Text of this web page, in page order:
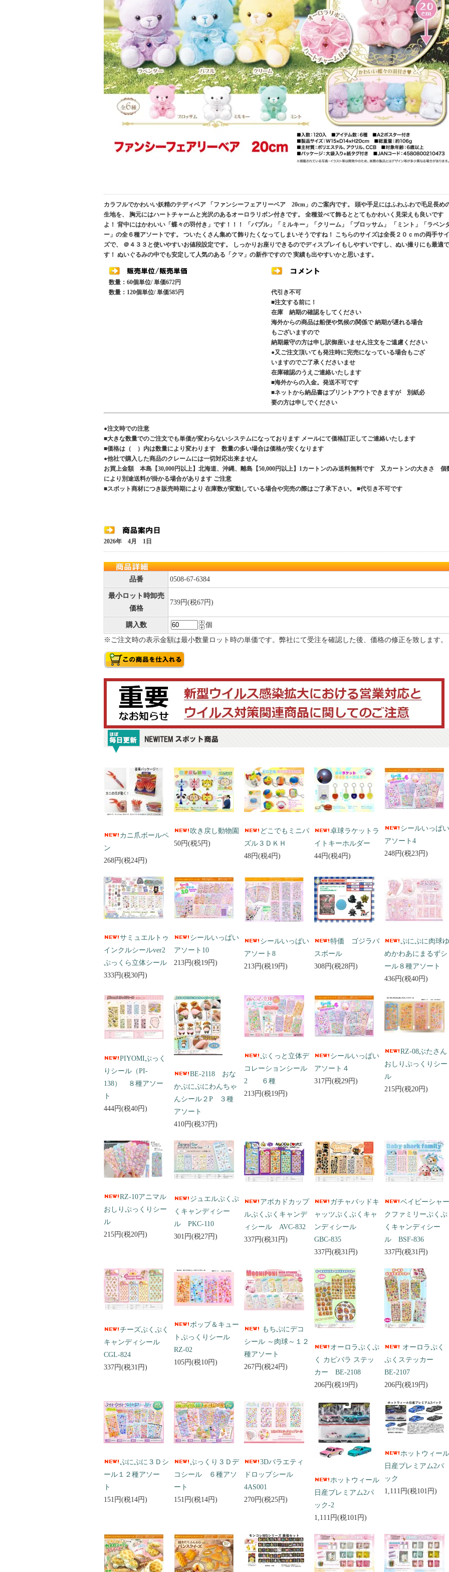
カラフルでかわいい妖精のテディベア 「ファンシーフェアリーベア 20cm」のご案内です。 頭や手足にはふわふわで毛足長め
生地を、 胸元にはハートチャームと光沢のあるオーロラリボン付きです。 全種並べて飾るととてもかわいく見栄えも良いです
よ！ 背中にはかわいい「蝶々の羽付き」です！！！ 「バブル」「ミルキー」「クリーム」「ブロッサム」 「ミント」「ラベン
ー」の全６種アソートです。 ついたくさん集めて飾りたくなってしまいそうですね！ こちらのサイズは全長２０ｃｍの両手サイ
ズで、 ＠４３３と使いやすいお値段設定です。 しっかりお座りできるのでディスプレイもしやすいですし、ぬい撮りにも最適で
す！ ぬいぐるみの中でも安定して人気のある「クマ」の新作ですので 実績も出やすいかと思います。
数量：60個単位/ 単価672円
数量：120個単位/ 単価585円
代引き不可
■注文する前に！
在庫 納期の確認をしてください
海外からの商品は船便や気候の関係で 納期が遅れる場合
もございますので
納期厳守の方は申し訳御座いません注文をご遠慮ください
●又ご注文頂いても発注時に完売になっている場合もござ
いますのでご了承くださいませ
在庫確認のうえご連絡いたします
■海外からの入金。発送不可です
■ネットから納品書はプリントアウトできますが 別紙必
要の方は申しでください
●注文時での注意
■大きな数量でのご注文でも単価が変わらないシステムになっております メールにて価格訂正してご連絡いたします
■価格は（ ）内は数量により変わります 数量の多い場合は価格が安くなります
●他社で購入した商品のクレームには一切対応出来ません
お買上金額 本島【30,000円以上】北海道、沖縄、離島【50,000円以上】1カートンのみ送料無料です 又カートンの大きさ 個
により別途送料が掛かる場合があります ご注意
■スポット商材につき販売時期により 在庫数が変動している場合や完売の際はご了承下さい。 ■代引き不可です
2026年 4月 1日
品番 0508-67-6384
最小ロット時卸売
価格
739円(税67円)
購入数
個
※ご注文時の表示金額は最小数量ロット時の単価です。弊社にて受注を確認した後、価格の修正を致します。
カニ爪ボールペ
ン
268円(税24円)
吹き戻し動物園
50円(税5円)
どこでもミニパ
ズル３ＤＫＨ
48円(税4円)
卓球ラケットラ
イトキーホルダー
44円(税4円)
シールいっぱい
アソート4
248円(税23円)
サミュエルトゥ
インクルシールver2
ぷっくら立体シール
333円(税30円)
シールいっぱい
アソート10
213円(税19円)
シールいっぱい
アソート8
213円(税19円)
特価 ゴジラバ
スボール
308円(税28円)
ぷにぷに肉球ゆ
めかわあにまるずシ
ール８種アソート
436円(税40円)
PIYOMIぷっく
りシール（PI-
138） ８種アソー
ト
444円(税40円)
BE-2118 おな
かぷにぷにわんちゃ
んシール２P ３種
アソート
410円(税37円)
ぷくっと立体デ
コレーションシール
2 ６種
213円(税19円)
シールいっぱい
アソート４
317円(税29円)
RZ-08ぶたさん
おしりぷっくりシー
ル
215円(税20円)
RZ-10アニマル
おしりぷっくりシー
ル
215円(税20円)
ジュエルぷくぷ
くキャンディシー
ル PKC-110
301円(税27円)
アボカドカップ
ルぷくぷくキャンデ
ィシール AVC-832
337円(税31円)
ガチャバッドキ
ャッツぷくぷくキャ
ンディシール
GBC-835
337円(税31円)
ベイビーシャー
クファミリーぷくぷ
くキャンディシー
ル BSF-836
337円(税31円)
チーズぷくぷく
キャンディシール
CGL-824
337円(税31円)
ポップ＆キュー
トぷっくりシール
RZ-02
105円(税10円)
もちぷにデコ
シール ～肉球～１２
種アソート
267円(税24円)
オーロラぷくぷ
く カピバラ ステッ
カー BE-2108
206円(税19円)
オーロラぷく
ぷくステッカー
BE-2107
206円(税19円)
ぷにぷに３Ｄシ
ール１２種アソー
ト
151円(税14円)
ぷっくり３Ｄデ
コシール ６種アソ
ート
151円(税14円)
3Dバラエティ
ドロップシール
4AS001
270円(税25円)
ホットウィール
日産プレミアム2パ
ック-2
1,111円(税101円)
ホットウィール
日産プレミアム2パ
ック
1,111円(税101円)